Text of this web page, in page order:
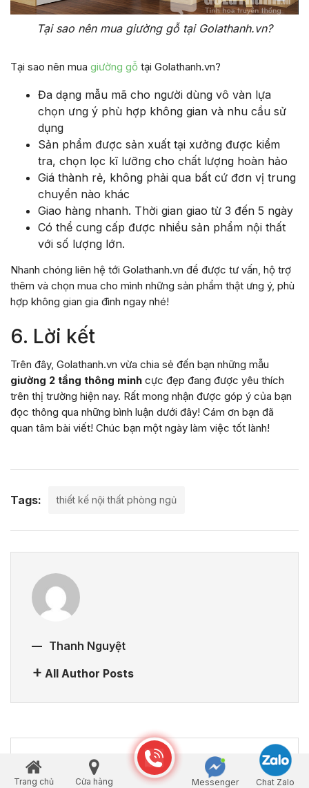
Tại sao nên mua giường gỗ tại Golathanh.vn?
Tại sao nên mua giường gỗ tại Golathanh.vn?
Đa dạng mẫu mã cho người dùng vô vàn lựa
chọn ưng ý phù hợp không gian và nhu cầu sử
dụng
Sản phẩm được sản xuất tại xưởng được kiểm
tra, chọn lọc kĩ lưỡng cho chất lượng hoàn hảo
Giá thành rẻ, không phải qua bất cứ đơn vị trung
chuyển nào khác
Giao hàng nhanh. Thời gian giao từ 3 đến 5 ngày
Có thể cung cấp được nhiều sản phẩm nội thất
với số lượng lớn.
Nhanh chóng liên hệ tới Golathanh.vn để được tư vấn, hộ trợ
thêm và chọn mua cho mình những sản phẩm thật ưng ý, phù
hợp không gian gia đình ngay nhé!
6. Lời kết
Trên đây, Golathanh.vn vừa chia sẻ đến bạn những mẫu
giường 2 tầng thông minh cực đẹp đang được yêu thích
trên thị trường hiện nay. Rất mong nhận được góp ý của bạn
đọc thông qua những bình luận dưới đây! Cám ơn bạn đã
quan tâm bài viết! Chúc bạn một ngày làm việc tốt lành!
Tags: thiết kế nội thất phòng ngủ
Thanh Nguyệt
All Author Posts
PREVIOUS
Giường gỗ cao su có chất lượng không? Có nên
Trang chủ
Cửa hàng
Messenger Chat Zalo